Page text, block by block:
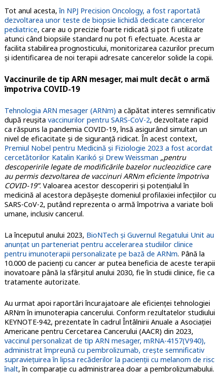
Tot anul acesta,în NPJ Precision Oncology, a fost raportată
dezvoltarea unor teste de biopsie lichidă dedicate cancerelor
pediatrice, care au o precizie foarte ridicată şi pot fi utilizate
atunci când biopsiile standard nu pot fi efectuate. Acesta ar
facilita stabilirea prognosticului, monitorizarea cazurilor precum
şi identificarea de noi terapii adresate cancerelor solide la copii.
Vaccinurile de tip ARN mesager, mai mult decât o armă
împotriva COVID-19
Tehnologia ARN mesager (ARNm) a căpătat interes semnificativ
după reuşita vaccinurilor pentru SARS-CoV-2, dezvoltate rapid
ca răspuns la pandemia COVID-19, însă asigurând simultan un
nivel de eficacitate şi de siguranţă ridicat. În acest context,
Premiul Nobel pentru Medicină și Fiziologie 2023 a fost acordat
cercetătorilor Katalin Karikó și Drew Weissman „pentru
descoperirile legate de modificările bazelor nucleozidice care
au permis dezvoltarea de vaccinuri ARNm eficiente împotriva
COVID-19”. Valoarea acestor descoperiri şi potenţialul în
medicină al acestora depăşeşte domeniul profilaxiei infecţiilor cu
SARS-CoV-2, putând reprezenta o armă împotriva a variate boli
umane, inclusiv cancerul.
La începutul anului 2023, BioNTech și Guvernul Regatului Unit au
anunțat un parteneriat pentru accelerarea studiilor clinice
pentru imunoterapii personalizate pe bază de ARNm. Până la
10.000 de pacienți cu cancer ar putea beneficia de aceste terapii
inovatoare până la sfârșitul anului 2030, fie în studii clinice, fie ca
tratamente autorizate.
Au urmat apoi raportări încurajatoare ale eficienţei tehnologiei
ARNm în imunoterapia cancerului. Conform rezultatelor studiului
KEYNOTE-942, prezentate în cadrul Întâlnirii Anuale a Asociației
Americane pentru Cercetarea Cancerului (AACR) din 2023,
vaccinul personalizat de tip ARN mesager, mRNA-4157(V940),
administrat împreună cu pembrolizumab, crește semnificativ
supraviețuirea în lipsa recăderilor la pacienții cu melanom de risc
înalt, în comparație cu administrarea doar a pembrolizumabului.